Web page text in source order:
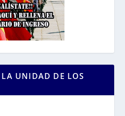
UNIDAD DE LOS